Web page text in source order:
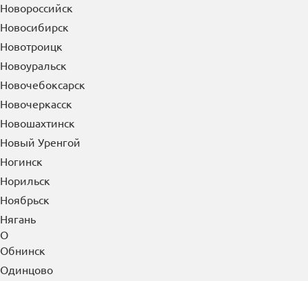
Новороссийск
Новосибирск
Новотроицк
Новоуральск
Новочебоксарск
Новочеркасск
Новошахтинск
Новый Уренгой
Ногинск
Норильск
Ноябрьск
Нягань
О
Обнинск
Одинцово